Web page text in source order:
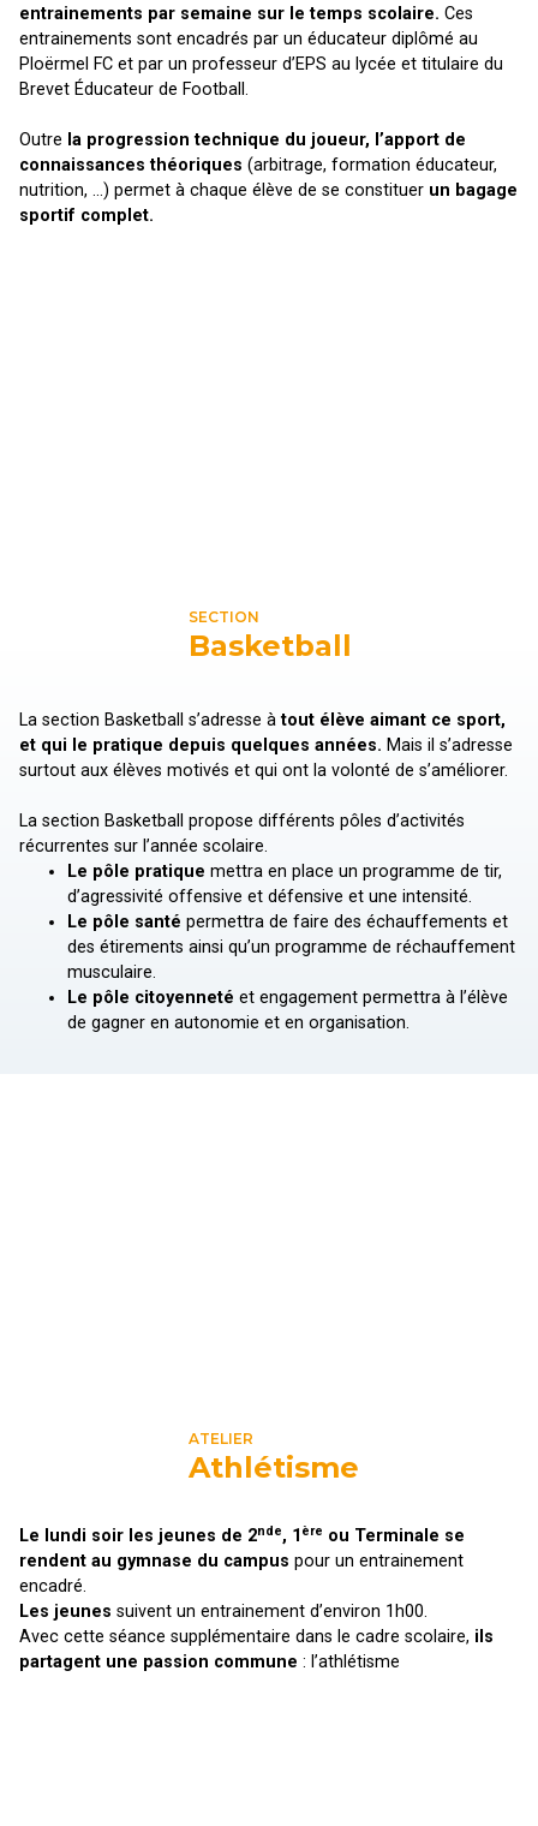
entrainements par semaine sur le temps scolaire. Ces
entrainements sont encadrés par un éducateur diplômé au
Ploërmel FC et par un professeur d’EPS au lycée et titulaire du
Brevet Éducateur de Football.
Outre la progression technique du joueur, l’apport de
connaissances théoriques (arbitrage, formation éducateur,
nutrition, …) permet à chaque élève de se constituer un bagage
sportif complet.
SECTION
Basketball
La section Basketball s’adresse àtout élève aimant ce sport,
et qui le pratique depuis quelques années. Mais il s’adresse
surtout aux élèves motivés et qui ont la volonté de s’améliorer.
La section Basketball propose différents pôles d’activités
récurrentes sur l’année scolaire.
Le pôle pratique mettra en place un programme de tir,
d’agressivité offensive et défensive et une intensité.
Le pôle santé permettra de faire des échauffements et
des étirements ainsi qu’un programme de réchauffement
musculaire.
Le pôle citoyenneté et engagement permettra à l’élève
de gagner en autonomie et en organisation.
ATELIER
Athlétisme
Le lundi soir les jeunes de 2nde, 1 ère ou Terminale se
rendent au gymnase du campus pour un entrainement
encadré.
Les jeunes suivent un entrainement d’environ 1h00.
Avec cette séance supplémentaire dans le cadre scolaire, ils
partagent une passion commune : l’athlétisme